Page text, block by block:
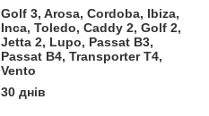
Golf 3, Arosa, Cordoba, Ibiza,
Inca, Toledo, Caddy 2, Golf 2,
Jetta 2, Lupo, Passat B3,
Passat B4, Transporter T4,
Vento
30 днів